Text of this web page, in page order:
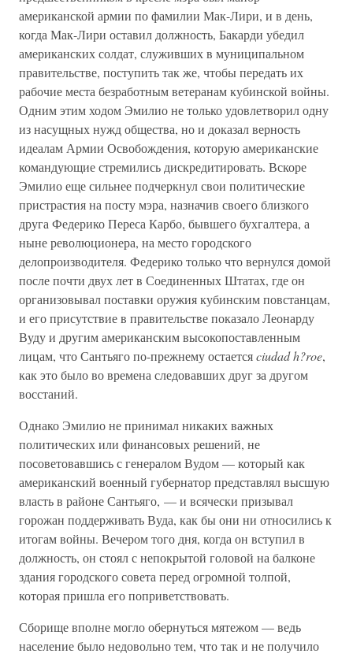
американской армии по фамилии Мак-Лири, и в день,
когда Мак-Лири оставил должность, Бакарди убедил
американских солдат, служивших в муниципальном
правительстве, поступить так же, чтобы передать их
рабочие места безработным ветеранам кубинской войны.
Одним этим ходом Эмилио не только удовлетворил одну
из насущных нужд общества, но и доказал верность
идеалам Армии Освобождения, которую американские
командующие стремились дискредитировать. Вскоре
Эмилио еще сильнее подчеркнул свои политические
пристрастия на посту мэра, назначив своего близкого
друга Федерико Переса Карбо, бывшего бухгалтера, а
ныне революционера, на место городского
делопроизводителя. Федерико только что вернулся домой
после почти двух лет в Соединенных Штатах, где он
организовывал поставки оружия кубинским повстанцам,
и его присутствие в правительстве показало Леонарду
Вуду и другим американским высокопоставленным
лицам, что Сантьяго по-прежнему остаетсяciudad h?roe,
как это было во времена следовавших друг за другом
восстаний.
Однако Эмилио не принимал никаких важных
политических или финансовых решений, не
посоветовавшись с генералом Вудом — который как
американский военный губернатор представлял высшую
власть в районе Сантьяго, — и всячески призывал
горожан поддерживать Вуда, как бы они ни относились к
итогам войны. Вечером того дня, когда он вступил в
должность, он стоял с непокрытой головой на балконе
здания городского совета перед огромной толпой,
которая пришла его поприветствовать.
Сборище вполне могло обернуться мятежом — ведь
население было недовольно тем, что так и не получило